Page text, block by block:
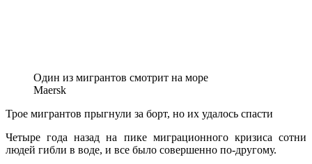
Один из мигрантов смотрит на море
Maersk
Трое мигрантов прыгнули за борт, но их удалось спасти
Четыре года назад на пике миграционного кризиса сотни
людей гибли в воде, и все было совершенно по-другому.